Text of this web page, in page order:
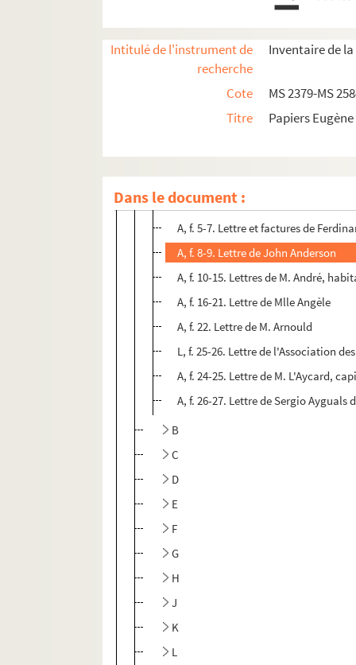
Intitulé de l'instrument de
recherche
Inventaire de
Cote
MS 2379-MS
Titre
Papiers
Dans le document :
Écrits d'Eugène Sue
Lettres envoyées par Eugène Sue
A
A, f. 3-4. Lettre de M. Alessi
A, f. 5-7. Lettre et factures de
A, f. 8-9. Lettre de John Anderson
A, f. 10-15. Lettres de M. André,
A, f. 16-21. Lettre de Mlle Angèle
A, f. 22. Lettre de M. Arnould
L, f. 25-26. Lettre de l'Association
A, f. 24-25. Lettre de M. L'Aycard,
A, f. 26-27. Lettre de Sergio Ayguals
B
C
D
E
F
G
H
J
K
L